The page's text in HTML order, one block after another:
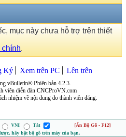
mục này chưa hỗ trợ trên thiết
chính.
Ký Xem trên PC Lên trên
vBulletin® Phiên bản 4.2.3.
viên diễn đàn CNCProVN.com
nhiệm về nội dung do thành viên đăng.
VNI Tắt
[Ẩn Bộ Gõ - F12]
hãy bật bộ gõ trên máy của bạn.